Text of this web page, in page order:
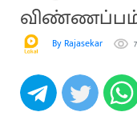
அழைப்பு
By Rajasekar